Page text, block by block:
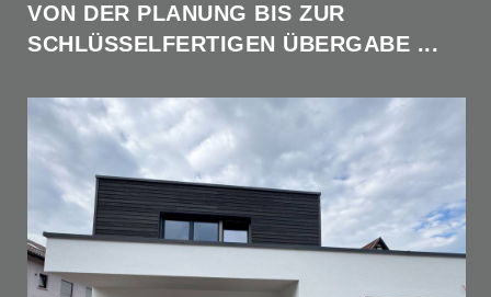
VON DER PLANUNG BIS ZUR
SCHLÜSSELFERTIGEN ÜBERGABE ...